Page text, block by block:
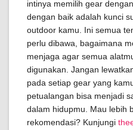
intinya memilih gear
dengan baik adalah kunci
outdoor kamu. Ini semua
perlu dibawa, bagaimana
menjaga agar semua
digunakan. Jangan
pada setiap gear yang
petualangan bisa menjadi
dalam hidupmu. Mau lebih
rekomendasi? Kunjungi